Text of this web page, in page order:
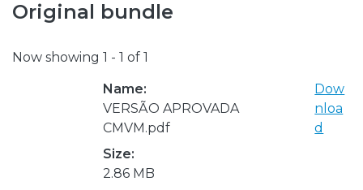
Original bundle
Now showing 1 - 1 of 1
Name:
VERSÃO APROVADA
CMVM.pdf
Size:
2.86 MB
Dow
nloa
d